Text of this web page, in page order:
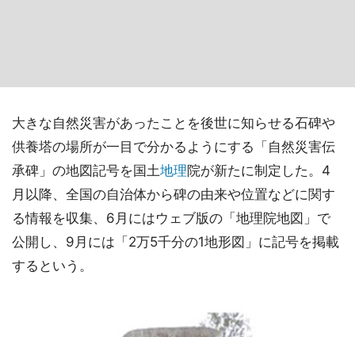
大きな自然災害があったことを後世に知らせる石碑や
供養塔の場所が一目で分かるようにする「自然災害伝
承碑」の地図記号を国土地理院が新たに制定した。4
月以降、全国の自治体から碑の由来や位置などに関す
る情報を収集、6月にはウェブ版の「地理院地図」で
公開し、9月には「2万5千分の1地形図」に記号を掲載
するという。